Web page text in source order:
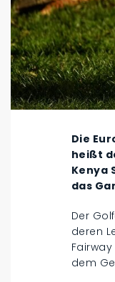
Die
heißt
Kenya
das
Der
deren
dem